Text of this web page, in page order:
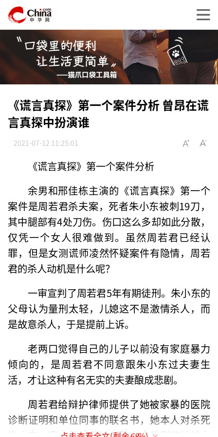
《谎言真探》第一个案件分析 曾昂在谎
言真探中扮演谁
2021-07-12 11:25:01
《谎言真探》第一个案件分析
余男和邢佳栋主演的《谎言真探》第一个
案件是周若君杀夫案，死者朱小东被刺19刀，
其中腿部有4处刀伤。伤口这么多却如此分散，
仅凭一个女人很难做到。虽然周若君已经认
罪，但是女测谎师凌然怀疑案件有隐情，周若
君的杀人动机是什么呢？
一审宣判了周若君5年有期徒刑。朱小东的
父母认为量刑太轻，儿媳这不是激情杀人，而
是故意杀人，于是提前上诉。
老两口觉得自己的儿子以前没有家庭暴力
倾向的，是周若君不同意跟朱小东过夫妻生
活，才让这种有名无实的夫妻酿成悲剧。
周若君给辩护律师提供了她被家暴的医院
诊断证明和单位同事的联名书，她本人对杀死